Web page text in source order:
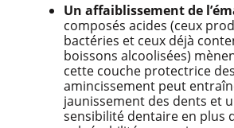
Un affaiblissement de
composés acides (ceux
bactéries et ceux déjà
boissons alcoolisées)
cette couche protectrice
amincissement peut
jaunissement des dents et
sensibilité dentaire en plus